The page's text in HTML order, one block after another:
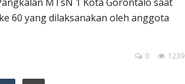
60 yang dilaksanakan oleh anggota
1239
0